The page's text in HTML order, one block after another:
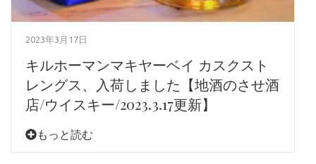
2023年3月17日
キルホーマンマキヤーベイ カスクスト
レングス、入荷しました【地酒のさせ酒
店/ウイスキー/2023.3.17更新】
もっと読む